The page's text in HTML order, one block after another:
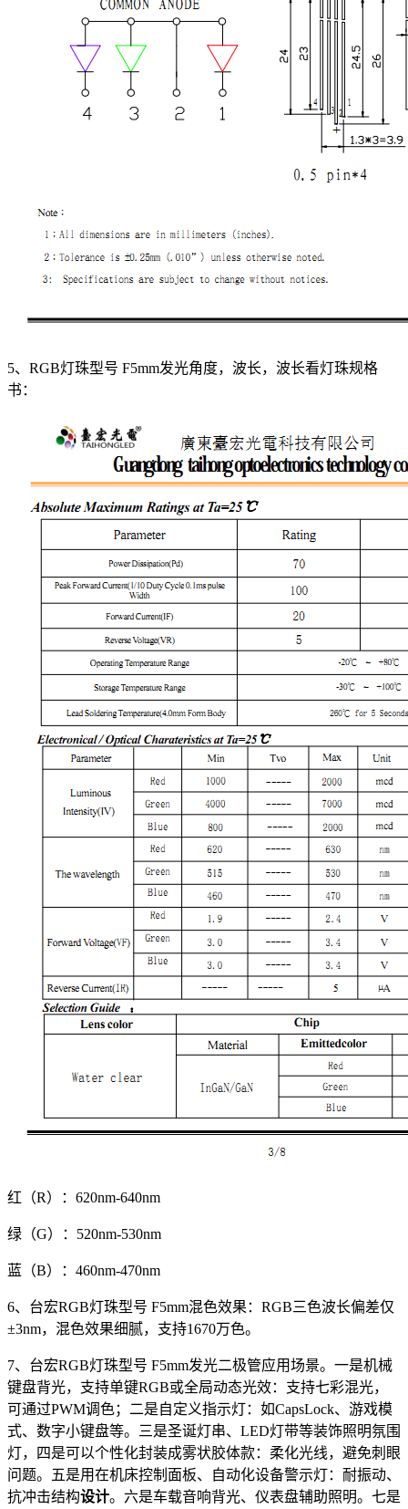
5、RGB灯珠型号 F5mm发光角度，波长，波长看灯珠规格
书：
红（R）：620nm-640nm
绿（G）：520nm-530nm
蓝（B）：460nm-470nm
6、台宏RGB灯珠型号 F5mm混色效果：RGB三色波长偏差仅
±3nm，混色效果细腻，支持1670万色。
7、台宏RGB灯珠型号 F5mm发光二极管应用场景。一是机械
键盘背光，支持单键RGB或全局动态光效：支持七彩混光，
可通过PWM调色；二是自定义指示灯：如CapsLock、游戏模
式、数字小键盘等。三是圣诞灯串、LED灯带等装饰照明氛围
灯，四是可以个性化封装成雾状胶体款：柔化光线，避免刺眼
问题。五是用在机床控制面板、自动化设备警示灯：耐振动、
抗冲击结构设计。六是车载音响背光、仪表盘辅助照明。七是